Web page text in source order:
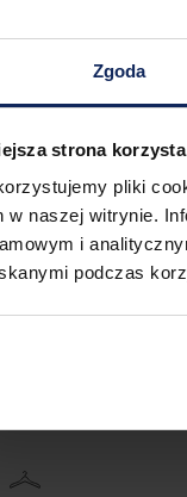
Zgoda
strona
pliki
w naszej witrynie.
i
podczas